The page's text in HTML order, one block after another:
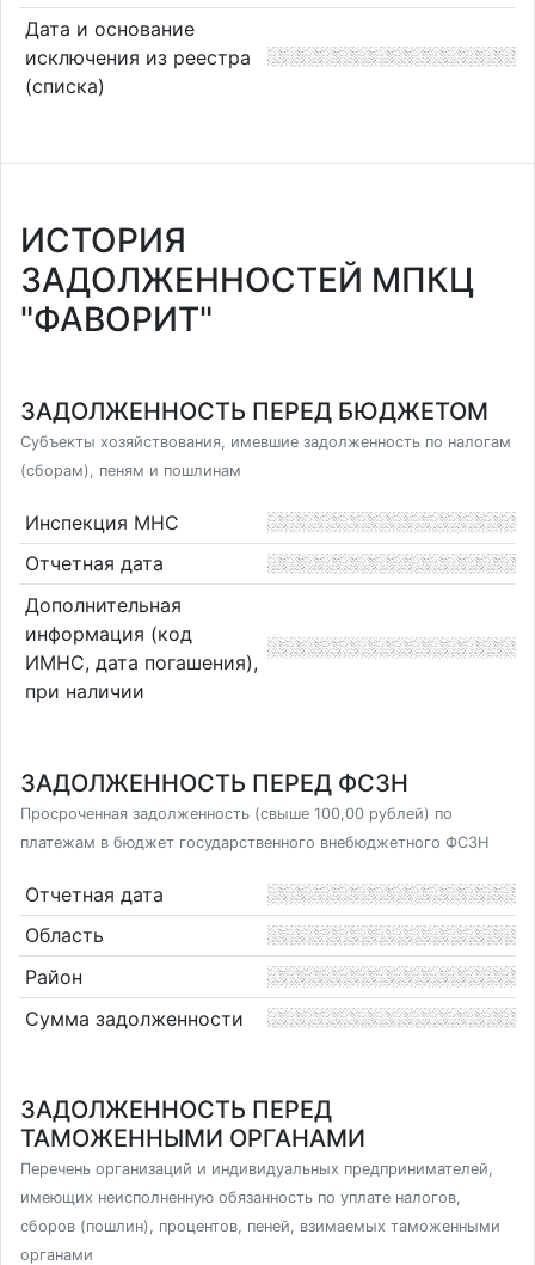
Дата и основание
исключения из реестра
(списка)
ИСТОРИЯ
ЗАДОЛЖЕННОСТЕЙ МПКЦ
"ФАВОРИТ"
ЗАДОЛЖЕННОСТЬ ПЕРЕД БЮДЖЕТОМ
Субъекты хозяйствования, имевшие задолженность по налогам
(сборам), пеням и пошлинам
Инспекция МНС
Отчетная дата
Дополнительная
информация (код
ИМНС, дата погашения),
при наличии
ЗАДОЛЖЕННОСТЬ ПЕРЕД ФСЗН
Просроченная задолженность (свыше 100,00 рублей) по
платежам в бюджет государственного внебюджетного ФСЗН
Отчетная дата
Область
Район
Сумма задолженности
ЗАДОЛЖЕННОСТЬ ПЕРЕД
ТАМОЖЕННЫМИ ОРГАНАМИ
Перечень организаций и индивидуальных предпринимателей,
имеющих неисполненную обязанность по уплате налогов,
сборов (пошлин), процентов, пеней, взимаемых таможенными
органами